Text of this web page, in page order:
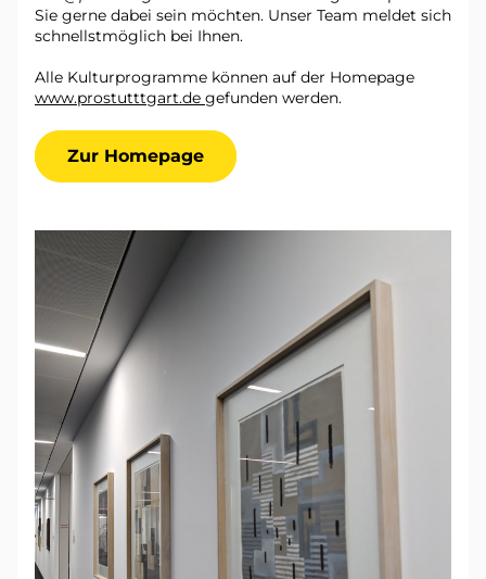
Sie gerne dabei sein möchten. Unser Team meldet sich
schnellstmöglich bei Ihnen.
www.prostutttgart.de gefunden werden.
Zur Homepage